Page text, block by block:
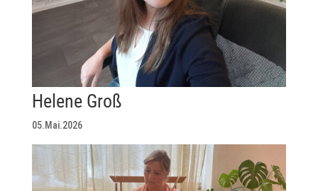
Helene Groß
05.Mai.2026